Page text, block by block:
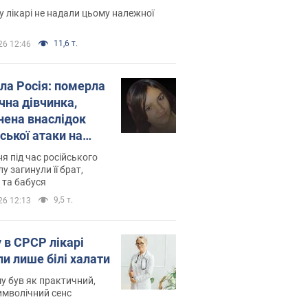
рак
лікарі не надали цьому належної
12:46 11,6 т.
Росія: померла
дівчинка,
внаслідок
атаки на
Фото
під час російського
загинули її брат,
та бабуся
12:13 9,5 т.
СРСР лікарі
лише білі халати
був як практичний,
сенс